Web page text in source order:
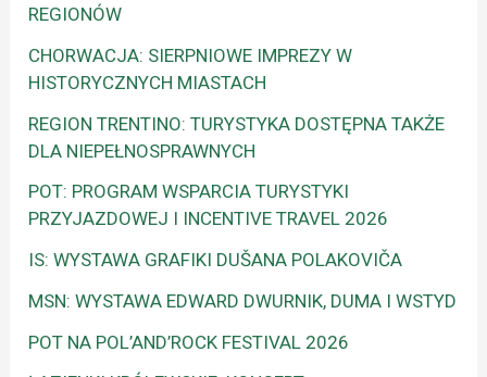
REGIONÓW
CHORWACJA: SIERPNIOWE IMPREZY W
HISTORYCZNYCH MIASTACH
REGION TRENTINO: TURYSTYKA DOSTĘPNA TAKŻE
DLA NIEPEŁNOSPRAWNYCH
POT: PROGRAM WSPARCIA TURYSTYKI
PRZYJAZDOWEJ I INCENTIVE TRAVEL 2026
IS: WYSTAWA GRAFIKI DUŠANA POLAKOVIČA
MSN: WYSTAWA EDWARD DWURNIK, DUMA I WSTYD
POT NA POL’AND’ROCK FESTIVAL 2026